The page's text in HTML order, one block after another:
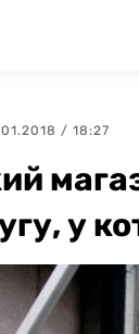
/ 18:27
у